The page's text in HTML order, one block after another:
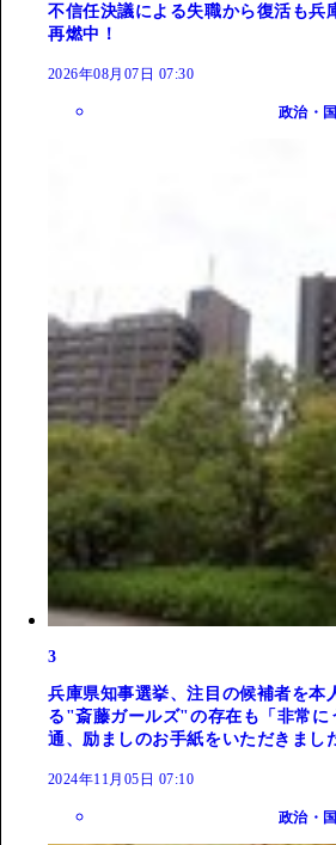
不信任決議による失職から復活も兵
再燃中！
2026年08月07日 07:30
政治・
3
兵庫県知事選挙、注目の候補者を
る"斎藤ガールズ"の存在も「非常に
通、励ましのお手紙をいただきまし
2024年11月05日 07:10
政治・